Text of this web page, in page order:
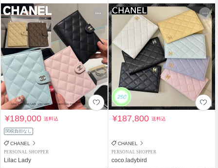
¥189,000送料込
関税負担なし
CHANEL
PERSONAL SHOPPER
Lilac Lady
¥187,800送料込
CHANEL
PERSONAL SHOPPER
coco.ladybird